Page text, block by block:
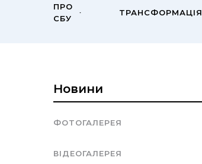
ПРО
СБУ
ТРАНСФОРМАЦІЯ
Новини
ФОТОГАЛЕРЕЯ
ВІДЕОГАЛЕРЕЯ